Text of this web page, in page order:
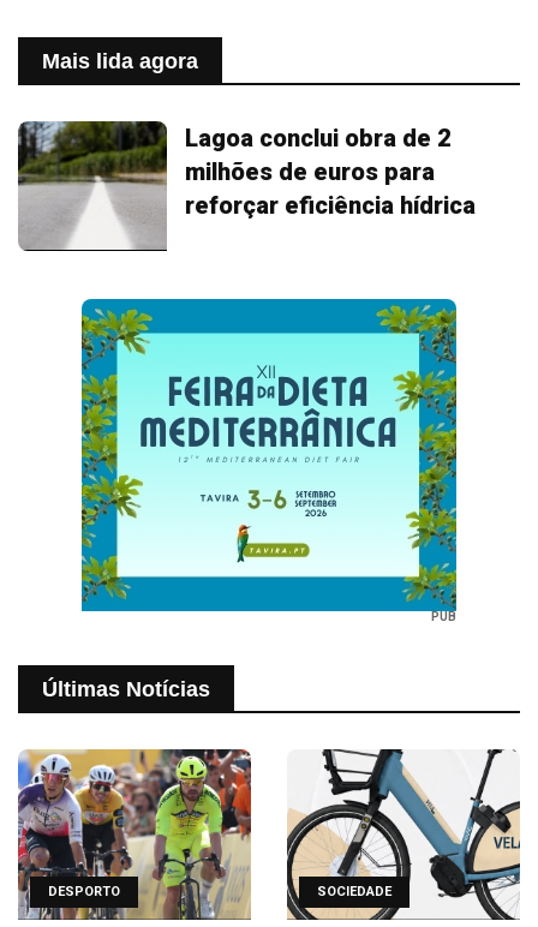
Mais lida agora
Lagoa conclui obra de 2
milhões de euros para
reforçar eficiência hídrica
PUB
Últimas Notícias
DESPORTO SOCIEDADE